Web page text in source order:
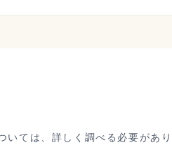
ては、詳しく調べる必要があ